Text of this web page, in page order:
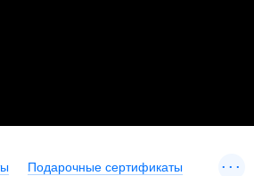
Подарочные сертификаты ...